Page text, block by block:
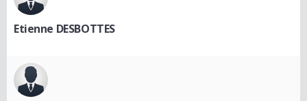
Etienne DESBOTTES